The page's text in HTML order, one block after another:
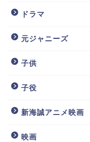
ドラマ
元ジャニーズ
子供
子役
新海誠アニメ映画
映画